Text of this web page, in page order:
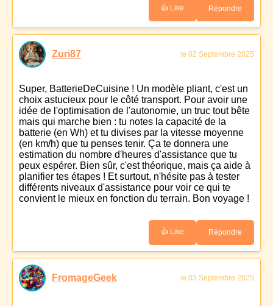
👍 Like Répondre
Zuri87 le 02 Septembre 2025
Super, BatterieDeCuisine ! Un modèle pliant, c'est un
choix astucieux pour le côté transport. Pour avoir une
idée de l'optimisation de l'autonomie, un truc tout bête
mais qui marche bien : tu notes la capacité de la
batterie (en Wh) et tu divises par la vitesse moyenne
(en km/h) que tu penses tenir. Ça te donnera une
estimation du nombre d'heures d'assistance que tu
peux espérer. Bien sûr, c'est théorique, mais ça aide à
planifier tes étapes ! Et surtout, n'hésite pas à tester
différents niveaux d'assistance pour voir ce qui te
convient le mieux en fonction du terrain. Bon voyage !
👍 Like Répondre
FromageGeek le 03 Septembre 2025